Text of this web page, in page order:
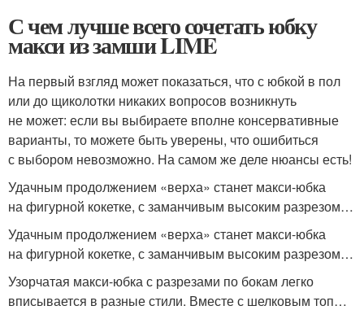
С чем лучше всего сочетать юбку
макси из замши LIME
На первый взгляд может показаться, что с юбкой в пол
или до щиколотки никаких вопросов возникнуть
не может: если вы выбираете вполне консервативные
варианты, то можете быть уверены, что ошибиться
с выбором невозможно. На самом же деле нюансы есть!
Удачным продолжением «верха» станет макси-юбка
на фигурной кокетке, с заманчивым высоким разрезом…
Удачным продолжением «верха» станет макси-юбка
на фигурной кокетке, с заманчивым высоким разрезом…
Узорчатая макси-юбка с разрезами по бокам легко
вписывается в разные стили. Вместе с шелковым топ…